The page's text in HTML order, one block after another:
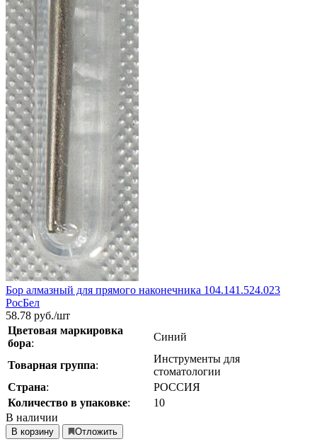
Бор алмазный для прямого наконечника 104.141.524.023
РосБел
58.78 руб./шт
Цветовая маркировка
бора:
Синий
Товарная группа:
Инструменты для
стоматологии
Страна:
РОССИЯ
Количество в упаковке:
10
В наличии
В корзину Отложить